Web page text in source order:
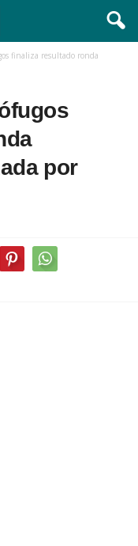
finaliza resultado ronda
por